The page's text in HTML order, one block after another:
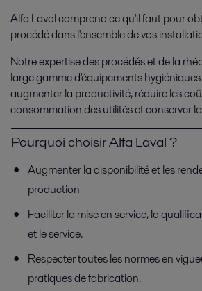
Alfa Laval comprend ce qu'il faut pour
procédé dans l'ensemble de vos
Notre expertise des procédés et de la
large gamme d'équipements
augmenter la productivité, réduire les
consommation des utilités et conserver
Pourquoi choisir Alfa Laval ?
Augmenter la disponibilité et les
production
Faciliter la mise en service, la
et le service.
Respecter toutes les normes en
pratiques de fabrication.